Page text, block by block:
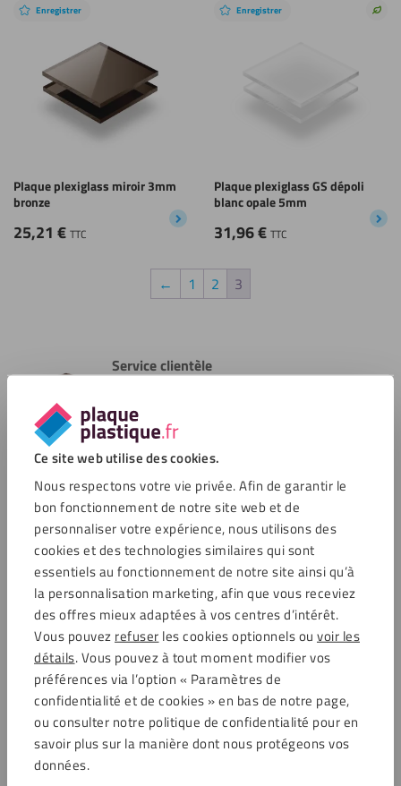
Ce site web utilise des cookies.
Nous respectons votre vie privée. Afin de garantir le
bon fonctionnement de notre site web et de
personnaliser votre expérience, nous utilisons des
cookies et des technologies similaires qui sont
essentiels au fonctionnement de notre site ainsi qu’à
la personnalisation marketing, afin que vous receviez
des offres mieux adaptées à vos centres d’intérêt.
Vous pouvezrefuserles cookies optionnels ou voir les
détails. Vous pouvez à tout moment modifier vos
préférences via l’option « Paramètres de
confidentialité et de cookies » en bas de notre page,
ou consulter notre politique de confidentialité pour en
savoir plus sur la manière dont nous protégeons vos
données.
Enregistrer
Plaque plexiglass miroir 3mm
bronze
25,21 € TTC
Enregistrer
Plaque plexiglass GS dépoli
blanc opale 5mm
31,96€ TTC
← 1 2 3
Service clientèle
Service clientèle
Options de paiement
Commentaires
4.6 / 5721 avis clients
Achats sécurisés
Service clientèle
Service clientèle